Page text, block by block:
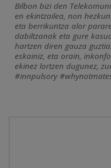
Bilbon bizi den
en ekintzailea, non
eta berrikuntza alor
dabiltzanak eta gure
hartzen diren gauza
eskainiz, eta orain,
ekinez lortzen dugunez,
#innpulsory